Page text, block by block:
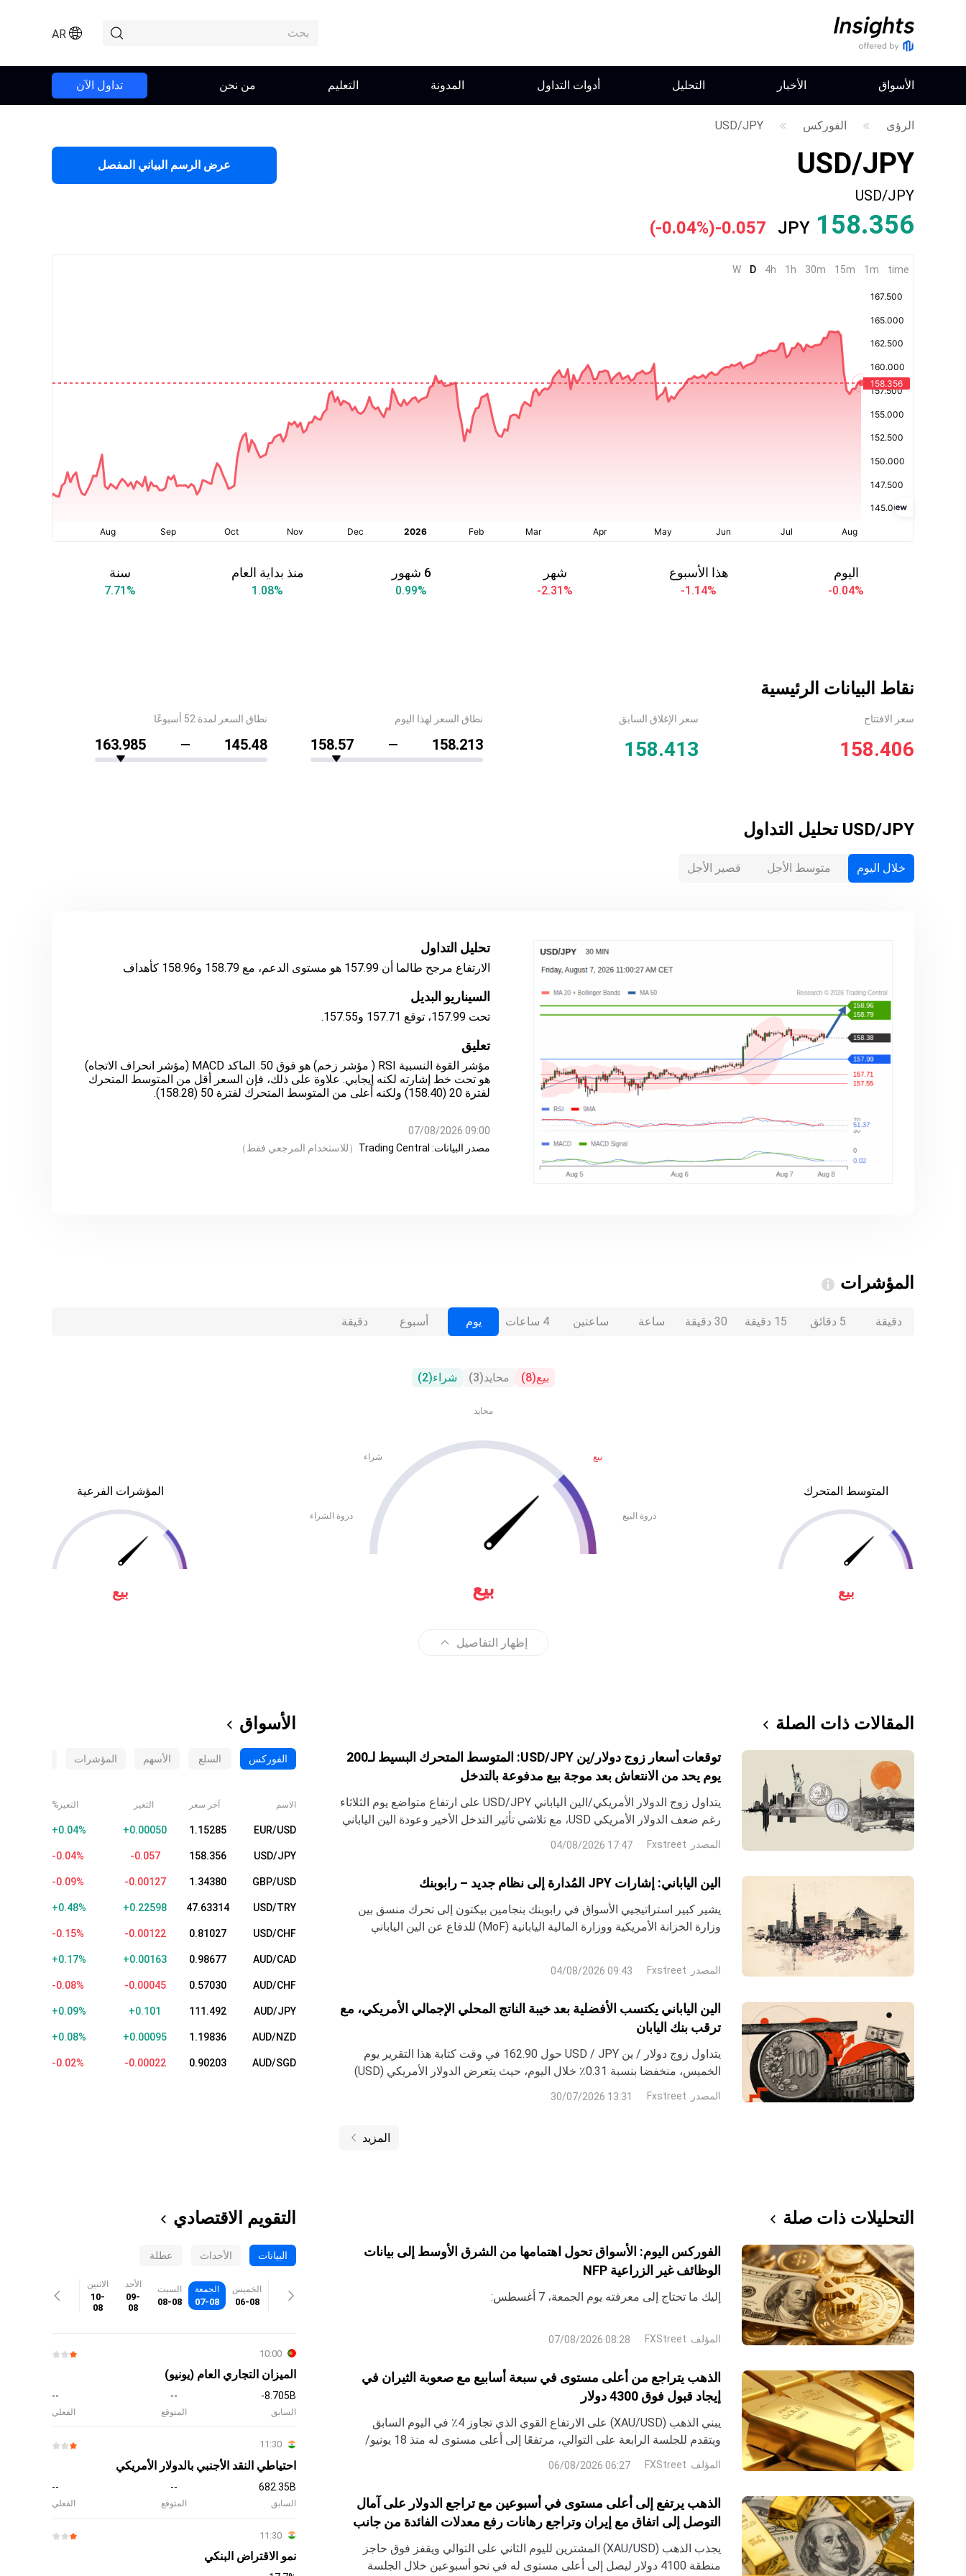
AR
الأسواق الأخبار التحليل أدوات التداول المدونة التعليم من نحن تداول الآن
الرؤى الفوركس USD/JPY
USD/JPY عرض الرسم البياني المفصل
USD/JPY
158.354
JPY
-0.059
(-0.04%)
time
1m
15m
30m
1h
4h
D
W
اليوم
-0.04%
هذا الأسبوع
-1.14%
شهر
-2.31 %
6 شهور
0.99%
منذ بداية العام
1.08%
سنة
7.71 %
نقاط البيانات الرئيسية
سعر الافتتاح سعر الإغلاق السابق نطاق السعر لهذا اليوم نطاق السعر لمدة 52 أسبوعًا
158.406
158.413
158.213
158.57
145.48
163.985
USD/JPY تحليل التداول
خلال اليوم متوسط الأجل قصير الأجل
تحليل التداول
الارتفاع مرجح طالما أن 157.99 هو مستوى الدعم، مع 158.79 و158.96 كأهداف
السيناريو البديل
تحت 157.99، توقع 157.71 و157.55.
تعليق
مؤشر القوة النسبية RSI ( مؤشر زخم) هو فوق 50. الماكد MACD (مؤشر انحراف الاتجاه)
هو تحت خط إشارته لكنه إيجابي. علاوة على ذلك، فإن السعر أقل من المتوسط المتحرك
لفترة 20 (158.40) ولكنه أعلى من المتوسط المتحرك لفترة 50 (158.28).
09:00 07/08/2026
مصدر البيانات: Trading Central
（للاستخدام المرجعي فقط）
المؤشرات
دقيقة 5 دقائق 15 دقيقة 30 دقيقة ساعة ساعتين 4 ساعات يوم أسبوع دقيقة
بيع(
8
) محايد(
3
) شراء(
2
)
المتوسط المتحرك
بيع
محايد
بيع شراء
ذروة البيع ذروة الشراء
بيع
المؤشرات الفرعية
بيع
إظهار التفاصيل
المقالات ذات الصلة
توقعات أسعار زوج دولار/ين USD/JPY: المتوسط المتحرك البسيط لـ200
يوم يحد من الانتعاش بعد موجة بيع مدفوعة بالتدخل
يتداول زوج الدولار الأمريكي/الين الياباني USD/JPY على ارتفاع متواضع يوم الثلاثاء
رغم ضعف الدولار الأمريكي USD، مع تلاشي تأثير التدخل الأخير وعودة الين الياباني
JPY إلى التعرض للضغط مرة أخرى.
المصدر Fxstreet
17:47 04/08/2026
الين الياباني: إشارات JPY المُدارة إلى نظام جديد – رابوبنك
يشير كبير استراتيجيي الأسواق في رابوبنك بنجامين بيكتون إلى تحرك منسق بين
وزارة الخزانة الأمريكية ووزارة المالية اليابانية (MoF) للدفاع عن الين الياباني
المصدر Fxstreet
09:43 04/08/2026
الين الياباني يكتسب الأفضلية بعد خيبة الناتج المحلي الإجمالي الأمريكي، مع
ترقب بنك اليابان
يتداول زوج دولار / ين USD / JPY حول 162.90 في وقت كتابة هذا التقرير يوم
الخميس، منخفضا بنسبة 0.31٪ خلال اليوم، حيث يتعرض الدولار الأمريكي (USD)
المصدر Fxstreet
13:31 30/07/2026
المزيد
الأسواق
الفوركس السلع الأسهم المؤشرات
الاسم آخر سعر التغير التغير%
EUR/USD
1.15287
+0.00052
+0.04%
USD/JPY
158.354
-0.059
-0.04%
GBP/USD
1.34380
-0.00127
-0.09%
USD/TRY
47.63314
+0.22598
+0.48%
USD/CHF
0.81027
-0.00122
-0.15%
AUD/CAD
0.98683
+0.00169
+0.17%
AUD/CHF
0.57030
-0.00045
-0.08%
AUD/JPY
111.481
+0.090
+0.08%
AUD/NZD
1.19832
+0.00091
+0.08%
AUD/SGD
0.90204
-0.00021
-0.02%
التحليلات ذات صلة
الفوركس اليوم: الأسواق تحول اهتمامها من الشرق الأوسط إلى بيانات
الوظائف غير الزراعية NFP
إليك ما تحتاج إلى معرفته يوم الجمعة، 7 أغسطس:
المؤلف FXStreet
08:28 07/08/2026
الذهب يتراجع من أعلى مستوى في سبعة أسابيع مع صعوبة الثيران في
إيجاد قبول فوق 4300 دولار
يبني الذهب (XAU/USD) على الارتفاع القوي الذي تجاوز 4٪ في اليوم السابق
ويتقدم للجلسة الرابعة على التوالي، مرتفعًا إلى أعلى مستوى له منذ 18 يونيو/
حزيران خلال الجلسة الآسيوية يوم الخميس.
المؤلف FXStreet
06:27 06/08/2026
الذهب يرتفع إلى أعلى مستوى في أسبوعين مع تراجع الدولار على آمال
التوصل إلى اتفاق مع إيران وتراجع رهانات رفع معدلات الفائدة من جانب
البنك الاحتياطي الفيدرالي Fed
يجذب الذهب (XAU/USD) المشترين لليوم الثاني على التوالي ويقفز فوق حاجز
منطقة 4100 دولار ليصل إلى أعلى مستوى له في نحو أسبوعين خلال الجلسة
التقويم الاقتصادي
البيانات الأحداث عطلة
الخميس
06-08
الجمعة
07-08
السبت
08-08
الأحد
09-
08
الاثنين
10-
08
10:00
الميزان التجاري العام (يونيو)
-8.705B
--
--
السابق المتوقع الفعلي
11:30
احتياطي النقد الأجنبي بالدولار الأمريكي
682.35B
--
--
السابق المتوقع الفعلي
11:30
نمو الاقتراض البنكي